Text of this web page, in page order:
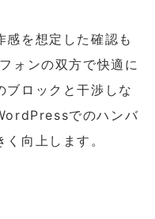
感を想定した確認も
ォンの双方で快適に
ブロックと干渉しな
でのハンバ
向上します。